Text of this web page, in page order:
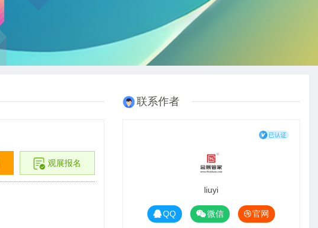
观展报名
联系作者
liuyi
QQ 微信 官网